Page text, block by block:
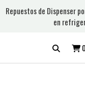
Repuestos de Dispenser
en
0